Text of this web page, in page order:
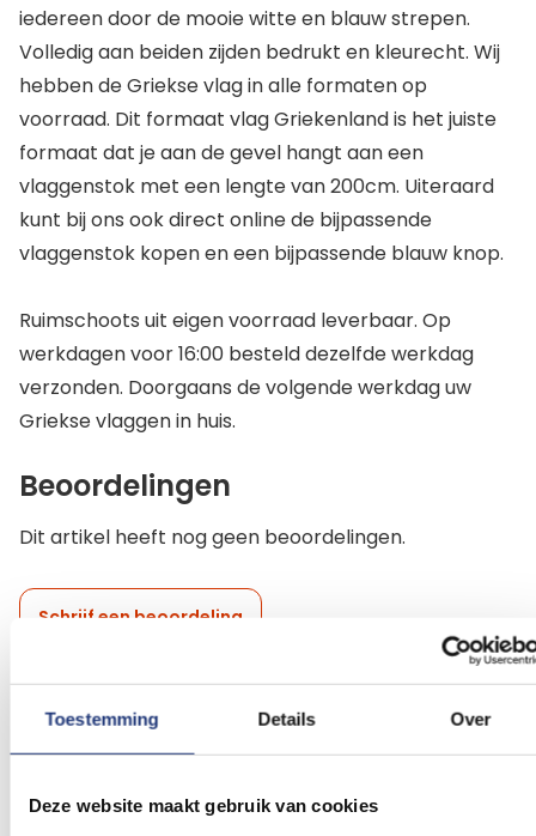
Toestemming Details Over
Deze website maakt gebruik van cookies
iedereen door de mooie witte en blauw strepen.
Volledig aan beiden zijden bedrukt en kleurecht. Wij
hebben de Griekse vlag in alle formaten op
voorraad. Dit formaat vlag Griekenland is het juiste
formaat dat je aan de gevel hangt aan een
vlaggenstok met een lengte van 200cm. Uiteraard
kunt bij ons ook direct online de bijpassende
vlaggenstok kopen en een bijpassende blauw knop.
Ruimschoots uit eigen voorraad leverbaar. Op
werkdagen voor 16:00 besteld dezelfde werkdag
verzonden. Doorgaans de volgende werkdag uw
Griekse vlaggen in huis.
Beoordelingen
Dit artikel heeft nog geen beoordelingen.
Schrijf een beoordeling
Gerelateerde producten
Voeg